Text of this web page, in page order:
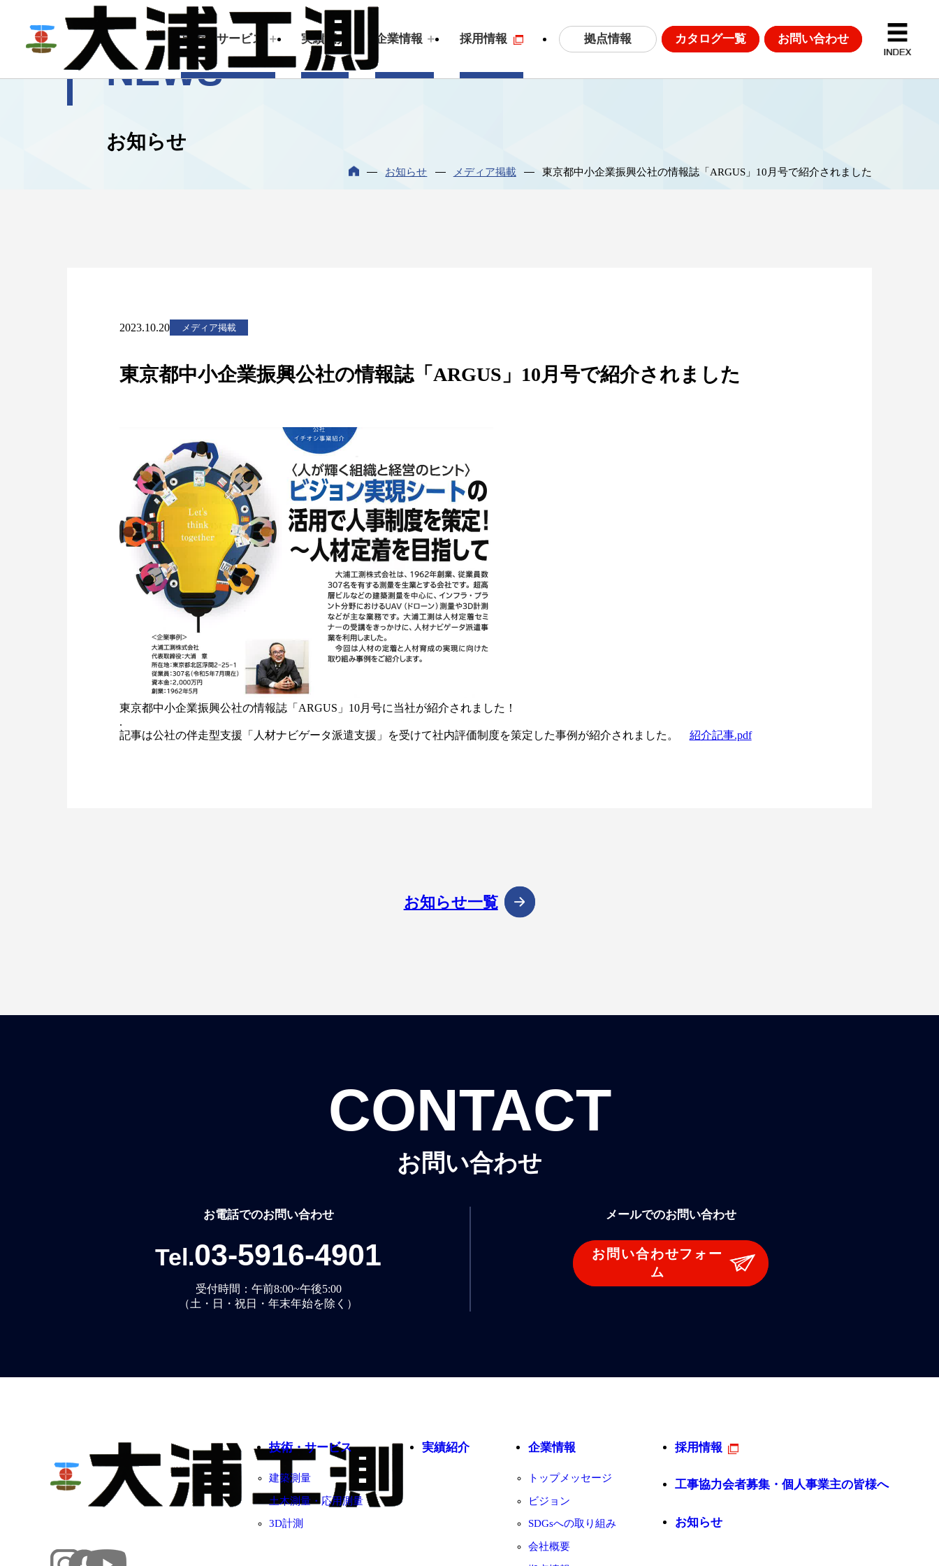
技術・サービス
建築測量
実績紹介 企業情報
トップメッセージ
採用情報 拠点情報 カタログ一覧 お問い合わせ
お知らせ
NEWS
お知らせ メディア掲載 東京都中小企業振興公社の情報誌「ARGUS」10月号で紹介されました
2023.10.20 メディア掲載
東京都中小企業振興公社の情報誌「ARGUS」10月号で紹介されました
東京都中小企業振興公社の情報誌「ARGUS」10月号に当社が紹介されました！
.
記事は公社の伴走型支援「人材ナビゲータ派遣支援」を受けて社内評価制度を策定した事例が紹介されました。 紹介記事.pdf
お知らせ一覧
CONTACT
お問い合わせ
お電話でのお問い合わせ
Tel.03-5916-4901
受付時間：午前8:00~午後5:00
（土・日・祝日・年末年始を除く）
メールでのお問い合わせ
お問い合わせフォー
ム
技術・サービス
建築測量
土木測量・応用測量
3D計測
実績紹介 企業情報
トップメッセージ
ビジョン
SDGsへの取り組み
会社概要
採用情報
工事協力会者募集・個人事業主の皆様へ
お知らせ